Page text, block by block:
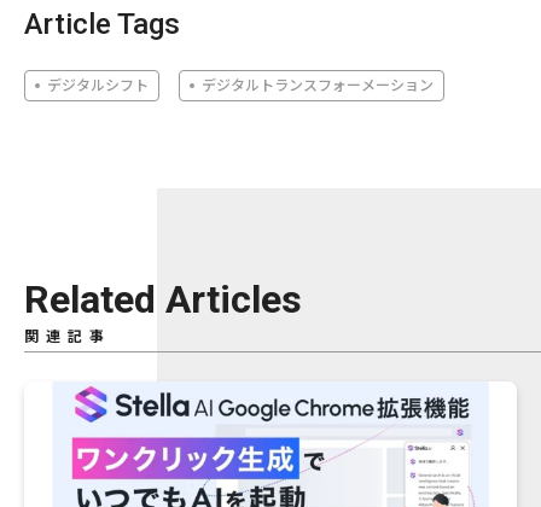
Article Tags
デジタルシフト デジタルトランスフォーメーション
Related Articles
関連記事